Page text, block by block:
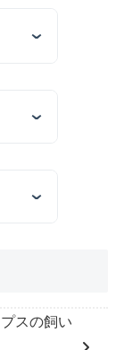
スの飼い